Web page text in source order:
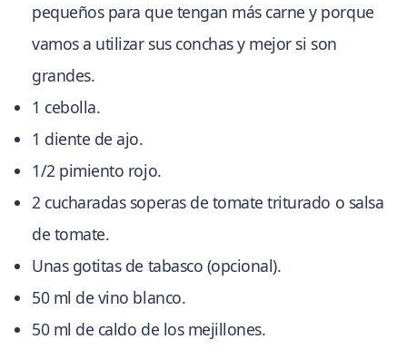
pequeños para que tengan más carne y porque
vamos a utilizar sus conchas y mejor si son
grandes.
1 cebolla.
1 diente de ajo.
1/2 pimiento rojo.
2 cucharadas soperas de tomate triturado o salsa
de tomate.
Unas gotitas de tabasco (opcional).
50 ml de vino blanco.
50 ml de caldo de los mejillones.